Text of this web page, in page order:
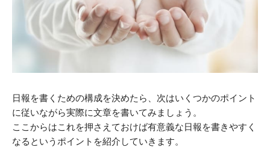
日報を書くための構成を決めたら、次はいくつかのポイント
に従いながら実際に文章を書いてみましょう。
ここからはこれを押さえておけば有意義な日報を書きやすく
なるというポイントを紹介していきます。